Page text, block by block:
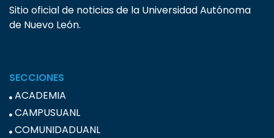
Sitio oficial de noticias de la Universidad Autónoma
de Nuevo León.
SECCIONES
ACADEMIA
CAMPUSUANL
COMUNIDADUANL